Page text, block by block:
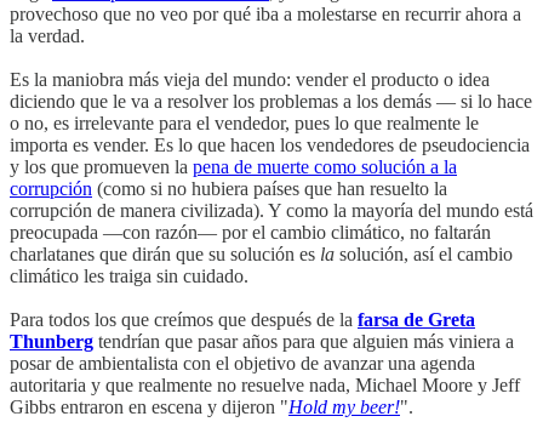
provechoso que no veo por qué iba a molestarse en recurrir ahora a
la verdad.
Es la maniobra más vieja del mundo: vender el producto o idea
diciendo que le va a resolver los problemas a los demás — si lo hace
o no, es irrelevante para el vendedor, pues lo que realmente le
importa es vender. Es lo que hacen los vendedores de pseudociencia
y los que promueven la pena de muerte como solución a la
corrupción (como si no hubiera países que han resuelto la
corrupción de manera civilizada). Y como la mayoría del mundo está
preocupada —con razón— por el cambio climático, no faltarán
charlatanes que dirán que su solución es la solución, así el cambio
climático les traiga sin cuidado.
Para todos los que creímos que después de la farsa de Greta
Thunberg tendrían que pasar años para que alguien más viniera a
posar de ambientalista con el objetivo de avanzar una agenda
autoritaria y que realmente no resuelve nada, Michael Moore y Jeff
Gibbs entraron en escena y dijeron "Hold my beer!".